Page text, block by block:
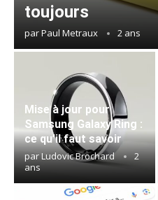
toujours
parPaul Metraux 2 ans
Mise à jour pour
Samsung Galaxy Ring :
ce qu’il faut savoir
parLudovic Brochard
2
ans